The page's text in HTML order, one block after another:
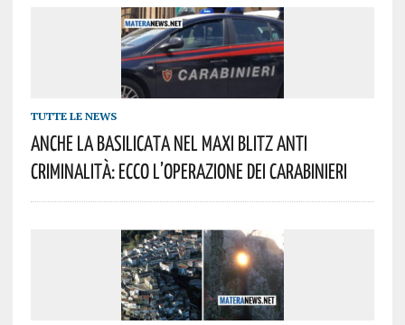
TUTTE LE NEWS
Anche La Basilicata Nel Maxi Blitz Anti
Criminalità: Ecco L’operazione Dei Carabinieri